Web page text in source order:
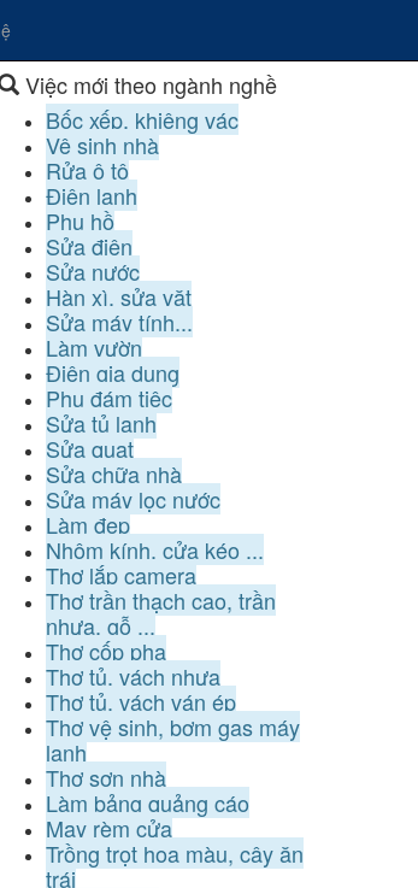
Việc mới theo ngành nghề
Bốc xếp, khiêng vác
Vệ sinh nhà
Rửa ô tô
Điện lạnh
Phụ hồ
Sửa điện
Sửa nước
Hàn xì, sửa vặt
Sửa máy tính...
Làm vườn
Điện gia dụng
Phụ đám tiệc
Sửa tủ lạnh
Sửa quạt
Sửa chữa nhà
Sửa máy lọc nước
Làm đẹp
Nhôm kính, cửa kéo ...
Thợ lắp camera
Thợ trần thạch cao, trần
nhựa, gỗ ...
Thợ cốp pha
Thợ tủ, vách nhựa
Thợ tủ, vách ván ép
Thợ vệ sinh, bơm gas máy
lạnh
Thợ sơn nhà
Làm bảng quảng cáo
May rèm cửa
Trồng trọt hoa màu, cây ăn
trái